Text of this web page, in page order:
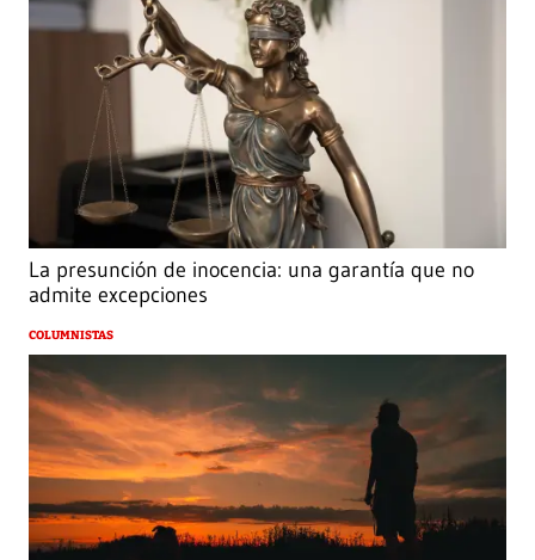
La presunción de inocencia: una garantía que no
admite excepciones
COLUMNISTAS